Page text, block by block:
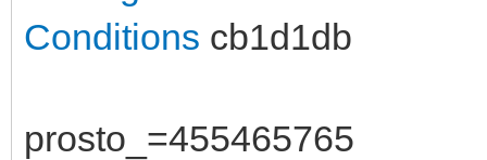
Conditions cb1d1db
prosto_=455465765